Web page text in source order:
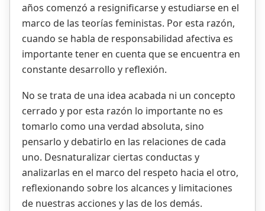
años comenzó a resignificarse y estudiarse en el
marco de las teorías feministas. Por esta razón,
cuando se habla de responsabilidad afectiva es
importante tener en cuenta que se encuentra en
constante desarrollo y reflexión.
No se trata de una idea acabada ni un concepto
cerrado y por esta razón lo importante no es
tomarlo como una verdad absoluta, sino
pensarlo y debatirlo en las relaciones de cada
uno. Desnaturalizar ciertas conductas y
analizarlas en el marco del respeto hacia el otro,
reflexionando sobre los alcances y limitaciones
de nuestras acciones y las de los demás.